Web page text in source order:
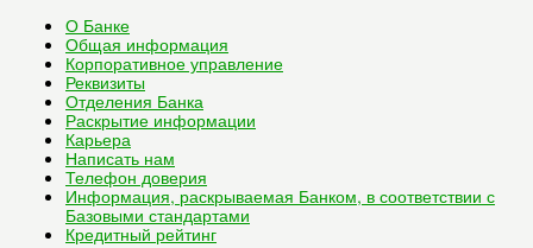
О Банке
Общая информация
Корпоративное управление
Реквизиты
Отделения Банка
Раскрытие информации
Карьера
Написать нам
Телефон доверия
Информация, раскрываемая Банком, в соответствии с
Базовыми стандартами
Кредитный рейтинг